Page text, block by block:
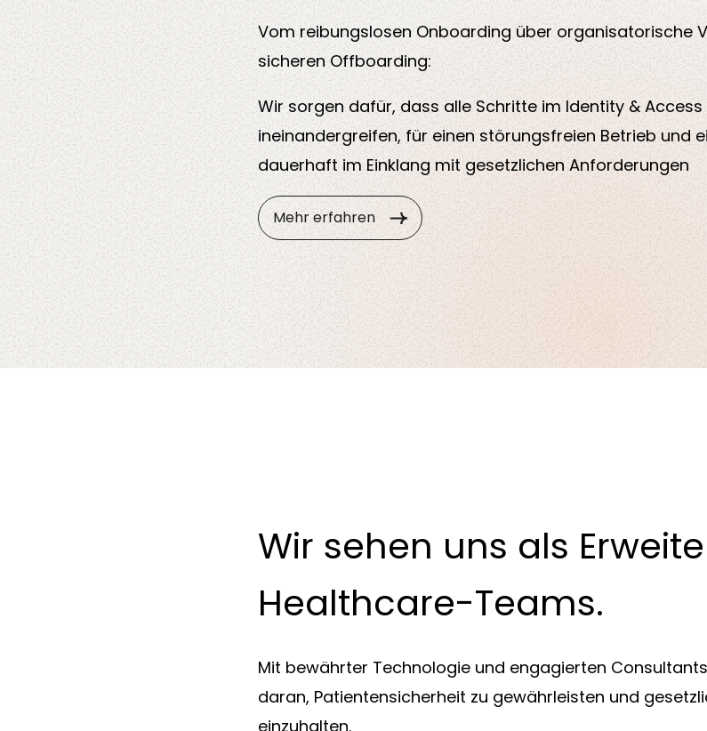
Vom reibungslosen Onboarding über organisatorische
sicheren Offboarding:
Wir sorgen dafür, dass alle Schritte im Identity &
ineinandergreifen, für einen störungsfreien Betrieb und
dauerhaft im Einklang mit gesetzlichen Anforderungen
Mehr erfahren
Wir sehen uns als
Healthcare-Teams.
Mit bewährter Technologie und engagierten
daran, Patientensicherheit zu gewährleisten und
einzuhalten.